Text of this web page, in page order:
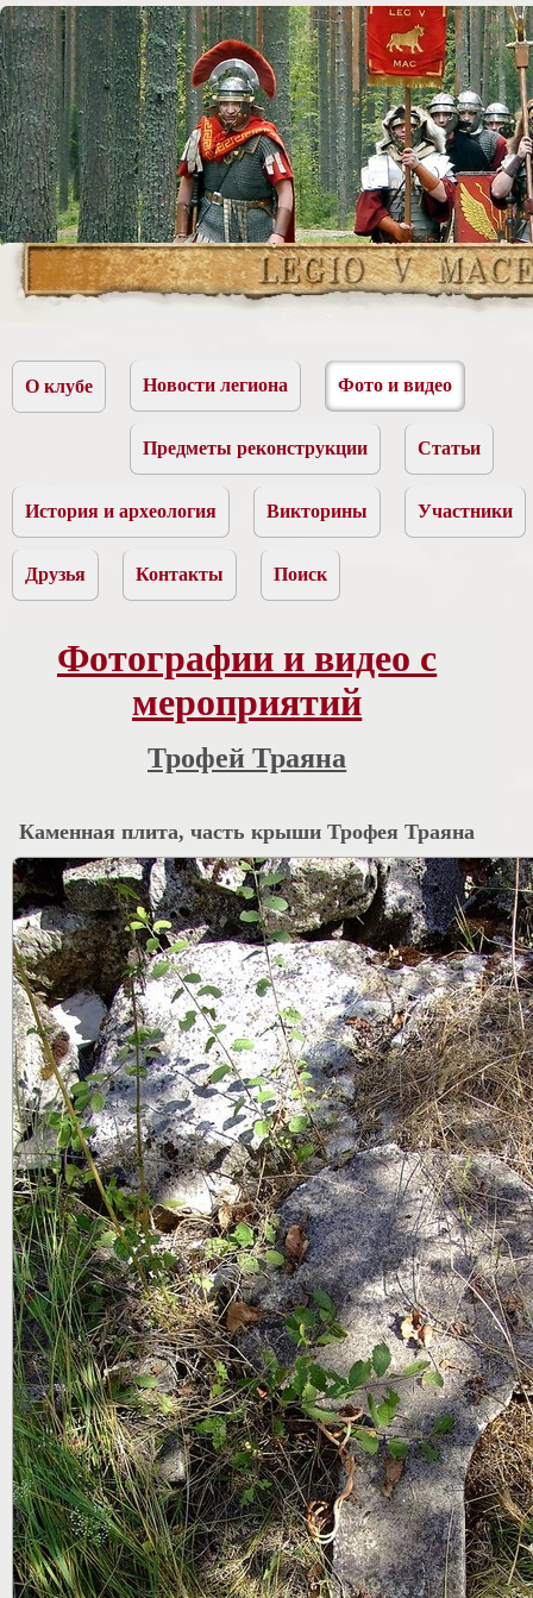
О клубе Новости легиона Фото и видео
Предметы реконструкции Статьи
История и археология Викторины Участники
Друзья Контакты Поиск
Фотографии и видео с
мероприятий
Трофей Траяна
Каменная плита, часть крыши Трофея Траяна